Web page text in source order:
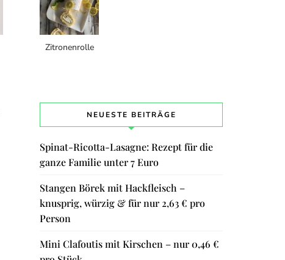
Zitronenrolle
NEUESTE BEITRÄGE
Spinat-Ricotta-Lasagne: Rezept für die
ganze Familie unter 7 Euro
Stangen Börek mit Hackfleisch –
knusprig, würzig & für nur 2,63 € pro
Person
Mini Clafoutis mit Kirschen – nur 0,46 €